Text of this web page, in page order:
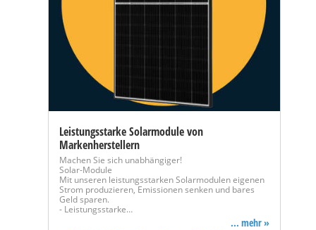
Leistungsstarke Solarmodule von
Markenherstellern
Machen Sie sich unabhängiger!
Solar-Module
Mit unseren leistungsstarken Solarmodulen eigenen
Strom produzieren, Emissionen senken und bares
Geld sparen.
- Leistungsstarke…
... mehr »